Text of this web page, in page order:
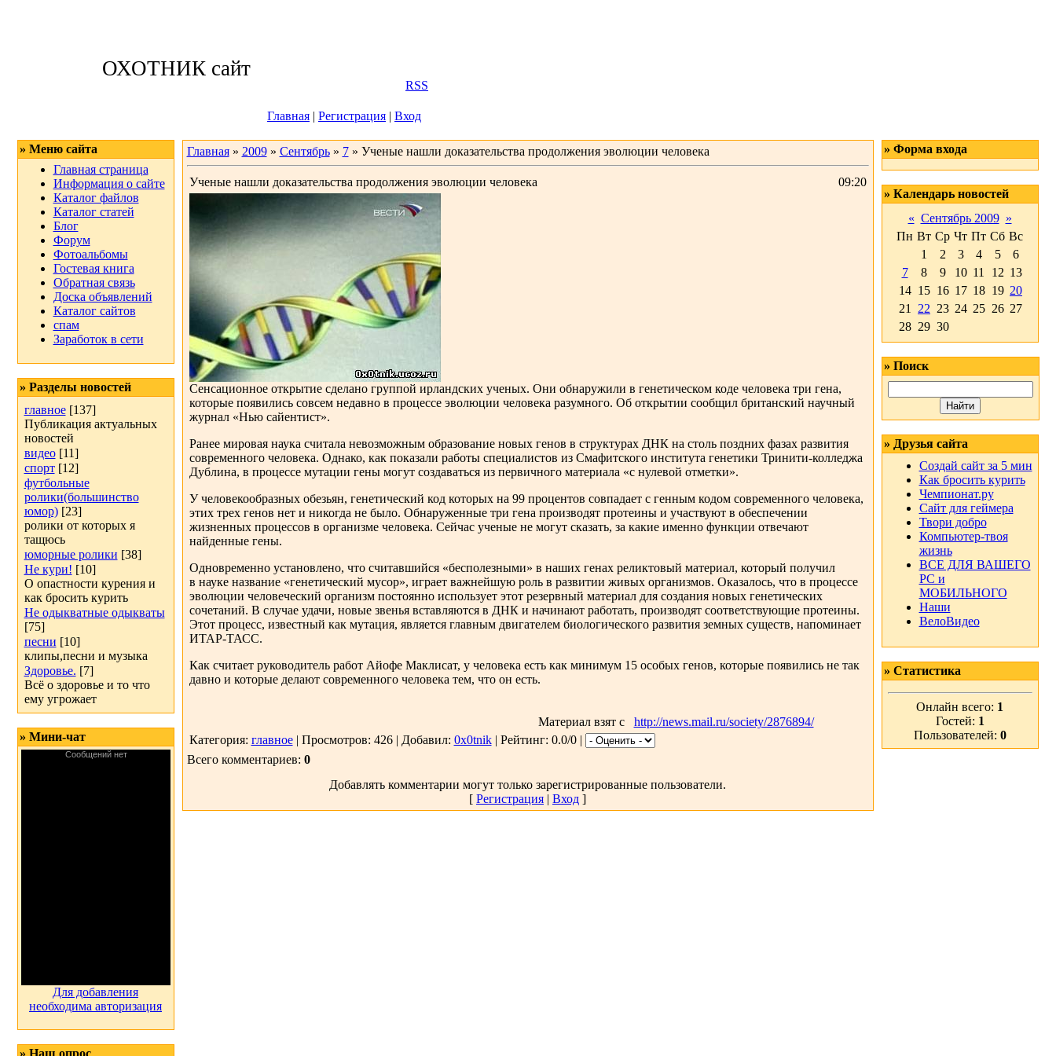
ОХОТНИК сайт
RSS
Главная | Регистрация | Вход
» Меню сайта
Главная страница
Информация о сайте
Каталог файлов
Каталог статей
Блог
Форум
Фотоальбомы
Гостевая книга
Обратная связь
Доска объявлений
Каталог сайтов
спам
Заработок в сети
» Разделы новостей
главное [137]
Публикация актуальных
новостей
видео [11]
спорт [12]
футбольные
ролики(большинство
юмор) [23]
ролики от которых я
тащюсь
юморные ролики [38]
Не кури! [10]
О опастности курения и
как бросить курить
Не одыкватные одыкваты
[75]
песни [10]
клипы,песни и музыка
Здоровье. [7]
Всё о здоровье и то что
ему угрожает
» Мини-чат
Для добавления
необходима авторизация
» Наш опрос
Главная» 2009 » Сентябрь » 7» Ученые нашли доказательства продолжения эволюции человека
Ученые нашли доказательства продолжения эволюции человека 09:20
Сенсационное открытие сделано группой ирландских ученых. Они обнаружили в генетическом коде человека три гена,
которые появились совсем недавно в процессе эволюции человека разумного. Об открытии сообщил британский научный
журнал «Нью сайентист».
Ранее мировая наука считала невозможным образование новых генов в структурах ДНК на столь поздних фазах развития
современного человека. Однако, как показали работы специалистов из Смафитского института генетики Тринити-колледжа
Дублина, в процессе мутации гены могут создаваться из первичного материала «с нулевой отметки».
У человекообразных обезьян, генетический код которых на 99 процентов совпадает с генным кодом современного человека,
этих трех генов нет и никогда не было. Обнаруженные три гена производят протеины и участвуют в обеспечении
жизненных процессов в организме человека. Сейчас ученые не могут сказать, за какие именно функции отвечают
найденные гены.
Одновременно установлено, что считавшийся «бесполезными» в наших генах реликтовый материал, который получил
в науке название «генетический мусор», играет важнейшую роль в развитии живых организмов. Оказалось, что в процессе
эволюции человеческий организм постоянно использует этот резервный материал для создания новых генетических
сочетаний. В случае удачи, новые звенья вставляются в ДНК и начинают работать, производят соответствующие протеины.
Этот процесс, известный как мутация, является главным двигателем биологического развития земных существ, напоминает
ИТАР-ТАСС.
Как считает руководитель работ Айофе Маклисат, у человека есть как минимум 15 особых генов, которые появились не так
давно и которые делают современного человека тем, что он есть.
Материал взят с http://news.mail.ru/society/2876894/
Категория: главное| Просмотров: 426 | Добавил: 0x0tnik| Рейтинг: 0.0/0 |
Всего комментариев: 0
Добавлять комментарии могут только зарегистрированные пользователи.
[ Регистрация | Вход ]
» Форма входа
» Календарь новостей
« Сентябрь 2009 »
Пн Вт Ср Чт Пт Сб Вс
1
2 3 4 5
6
7
8 9 10 11 12 13
14 15 16 17 18 19 20
21
22 23 24 25 26 27
28 29 30
» Поиск
» Друзья сайта
Создай сайт за 5 мин
Как бросить курить
Чемпионат.ру
Сайт для геймера
Твори добро
Компьютер-твоя
жизнь
ВСЕ ДЛЯ ВАШЕГО
РС и
МОБИЛЬНОГО
Наши
ВелоВидео
» Статистика
Онлайн всего: 1
Гостей: 1
Пользователей: 0